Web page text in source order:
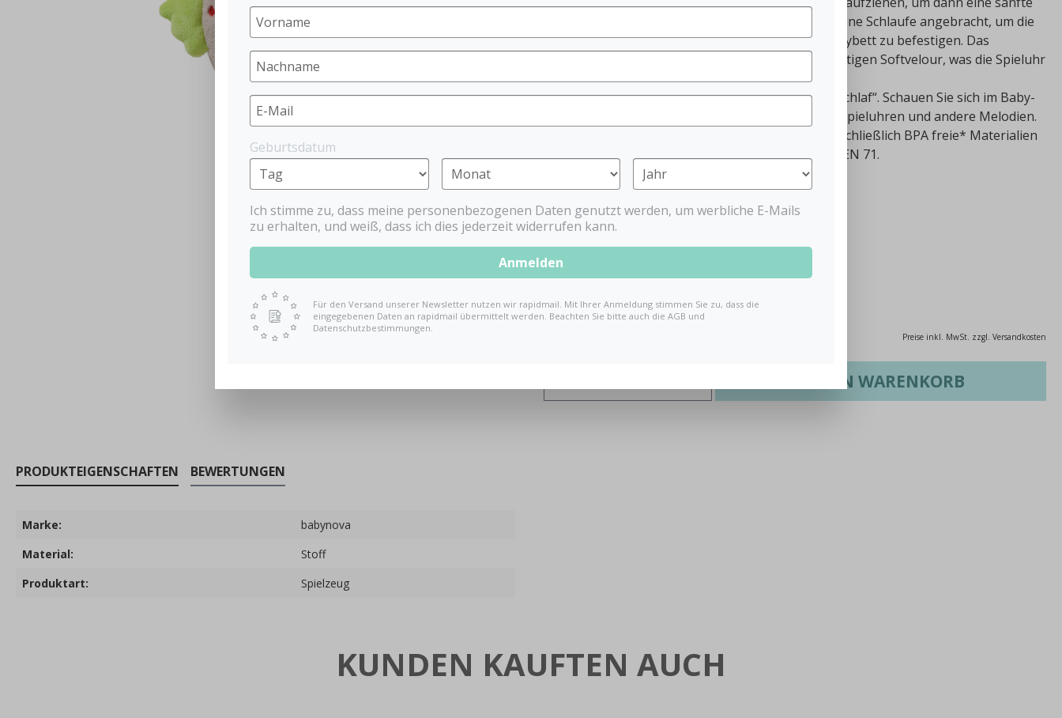
Einschlafmelodie zu spielen. Am Kopf der Eule ist eine Schlaufe angebracht, um die
Spieluhr beispielsweise am Kinderwagen oder Babybett zu befestigen. Das
Obermaterial der süßen Eule besteht aus hochwertigen Softvelour, was die Spieluhr
besonders kuschelig und weich macht.
Diese Spieluhr spielt die Melodie „Schlaf Kindlein schlaf“. Schauen Sie sich im Baby-
Nova Online-Shop um und entdecken Sie weitere Spieluhren und andere Melodien.
Bei der Herstellung der Spieluhr Eule wurden ausschließlich BPA freie* Materialien
verwendet. Außerdem entspricht das Produkt der EN 71.
*laut EU Verordnung
8,99 €
Preise inkl. MwSt. zzgl. Versandkosten
IN DEN WARENKORB
PRODUKTEIGENSCHAFTEN BEWERTUNGEN
Marke:
babynova
Material:
Stoff
Produktart:
Spielzeug
KUNDEN KAUFTEN AUCH
Geburtsdatum
Ich stimme zu, dass meine personenbezogenen Daten genutzt werden, um werbliche E-Mails
zu erhalten, und weiß, dass ich dies jederzeit widerrufen kann.
Anmelden
Für den Versand unserer Newsletter nutzen wir rapidmail. Mit Ihrer Anmeldung stimmen Sie zu, dass die
eingegebenen Daten an rapidmail übermittelt werden. Beachten Sie bitte auch die AGB und
Datenschutzbestimmungen.